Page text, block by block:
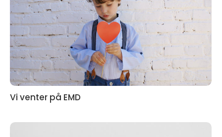
Vi venter på EMD